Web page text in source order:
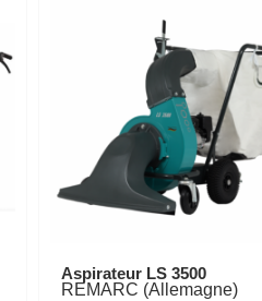
Aspirateur LS 3500
REMARC (Allemagne)